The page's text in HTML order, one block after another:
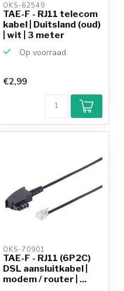
OKS-62549
TAE-F - RJ11 telecom
kabel | Duitsland (oud)
| wit | 3 meter
Op voorraad
9,2/10
Achteraf
betalen mogelijk
€2,99
OKS-70901
TAE-F - RJ11 (6P2C)
DSL aansluitkabel |
modem / router | ...